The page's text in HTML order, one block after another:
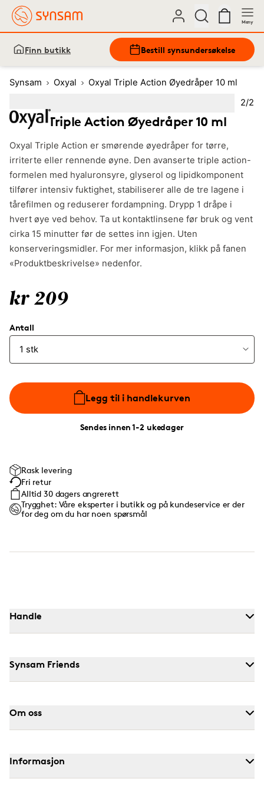
Meny
Finn butikk Bestill synsundersøkelse
Synsam Oxyal Oxyal Triple Action Øyedråper 10 ml
Oxyal Triple Action Øyedråper 10 ml
Oxyal Triple Action er smørende øyedråper for tørre,
irriterte eller rennende øyne. Den avanserte triple action-
formelen med hyaluronsyre, glyserol og lipidkomponent
tilfører intensiv fuktighet, stabiliserer alle de tre lagene i
tårefilmen og reduserer fordampning. Drypp 1 dråpe i
hvert øye ved behov. Ta ut kontaktlinsene før bruk og vent
cirka 15 minutter før de settes inn igjen. Uten
konserveringsmidler. For mer informasjon, klikk på fanen
«Produktbeskrivelse» nedenfor.
kr 209
Antall
Legg til i handlekurven
Sendes innen 1-2 ukedager
Rask levering
Fri retur
Alltid 30 dagers angrerett
Trygghet: Våre eksperter i butikk og på kundeservice er der
for deg om du har noen spørsmål
Bilde
2/2
Handle
Synsam Friends
Om oss
Informasjon